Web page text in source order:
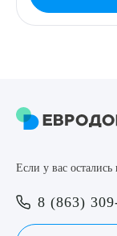
Если у вас
8 (863)